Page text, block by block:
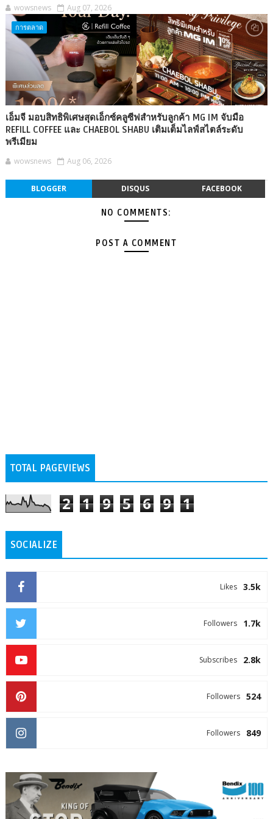
wowsnews Aug 07, 2026
การตลาด
เอ็มจี มอบสิทธิพิเศษสุดเอ็กซ์คลูซีฟสำหรับลูกค้า MG IM จับมือ
REFILL COFFEE และ CHAEBOL SHABU เติมเต็มไลฟ์สไตล์ระดับ
พรีเมียม
wowsnews Aug 06, 2026
BLOGGER DISQUS FACEBOOK
NO COMMENTS:
POST A COMMENT
TOTAL PAGEVIEWS
2 1 9 5 6 9 1
SOCIALIZE
3.5k
Likes
1.7k
Followers
2.8k
Subscribes
524
Followers
849
Followers